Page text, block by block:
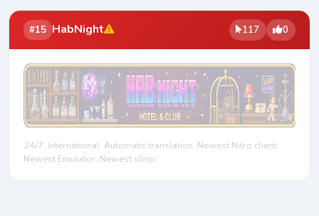
#15 HabNight 117 0
24/7. International. Automatic translation. Newest Nitro client.
Newest Emulator. Newest shop.